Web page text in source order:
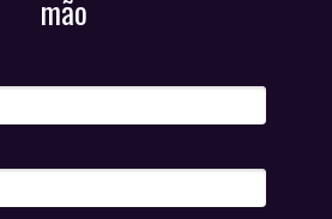
mão